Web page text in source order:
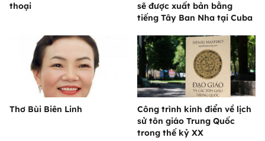
thoại
sẽ được xuất bản bằng
tiếng Tây Ban Nha tại Cuba
Thơ Bùi Biên Linh
Công trình kinh điển về lịch
sử tôn giáo Trung Quốc
trong thế kỷ XX